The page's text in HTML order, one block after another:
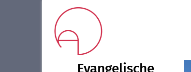
Evangelische